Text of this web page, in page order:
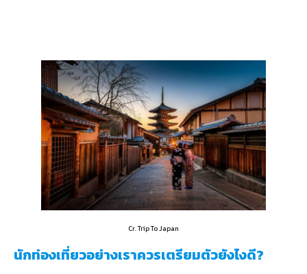
Cr. Trip To Japan
นักท่องเที่ยวอย่างเราควรเตรียมตัวยังไงดี?